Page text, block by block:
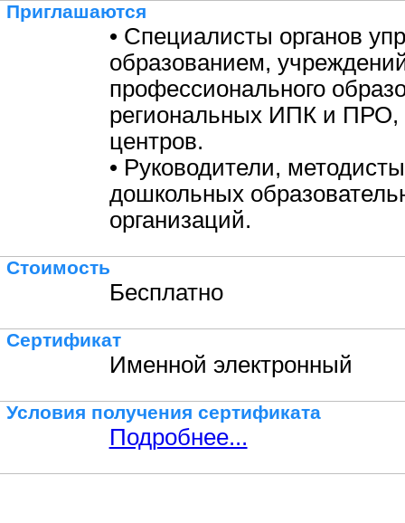
Приглашаются
• Специалисты органов
образованием,
профессионального
региональных ИПК и ПРО,
центров.
• Руководители,
дошкольных
организаций.
Стоимость
Бесплатно
Сертификат
Именной электронный
Условия получения сертификата
Подробнее...